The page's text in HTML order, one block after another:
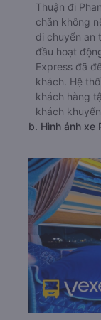
Thuận đi
chắn không
di chuyển an
đầu hoạt
Express đã
khách. Hệ
khách hàng
khách
b. Hình ảnh xe